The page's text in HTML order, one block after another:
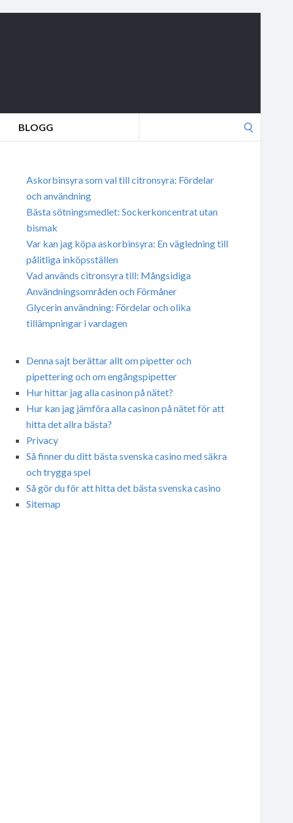
BLOGG
Askorbinsyra som val till citronsyra: Fördelar
och användning
Bästa sötningsmedlet: Sockerkoncentrat utan
bismak
Var kan jag köpa askorbinsyra: En vägledning till
pålitliga inköpsställen
Vad används citronsyra till: Mångsidiga
Användningsområden och Förmåner
Glycerin användning: Fördelar och olika
tillämpningar i vardagen
Denna sajt berättar allt om pipetter och
pipettering och om engångspipetter
Hur hittar jag alla casinon på nätet?
Hur kan jag jämföra alla casinon på nätet för att
hitta det allra bästa?
Privacy
Så finner du ditt bästa svenska casino med säkra
och trygga spel
Så gör du för att hitta det bästa svenska casino
Sitemap